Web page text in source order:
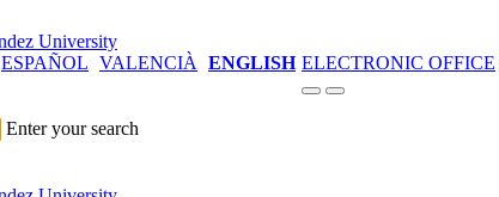
ESPAÑOL VALENCIÀ ENGLISH ELECTRONIC OFFICE
Enter your search